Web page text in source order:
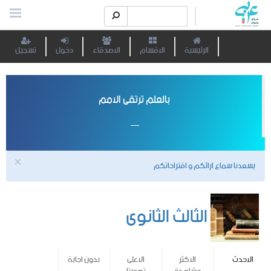
الرئيسية الاقسام الاصدقاء دخول تسجيل
بالعلم ترتقى الامم
يسعدنا سماع ارائكم و اقتراحاتكم
الثالث الثانوى
الاحدث الاكثر الاعلى بدون اجابة